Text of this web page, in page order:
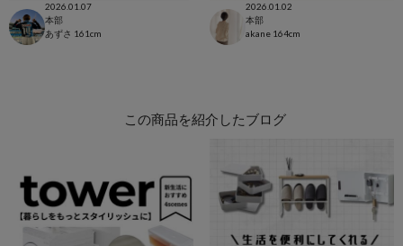
2026.01.07
本部
あずさ 161cm
2026.01.02
本部
akane 164cm
この商品を紹介したブログ